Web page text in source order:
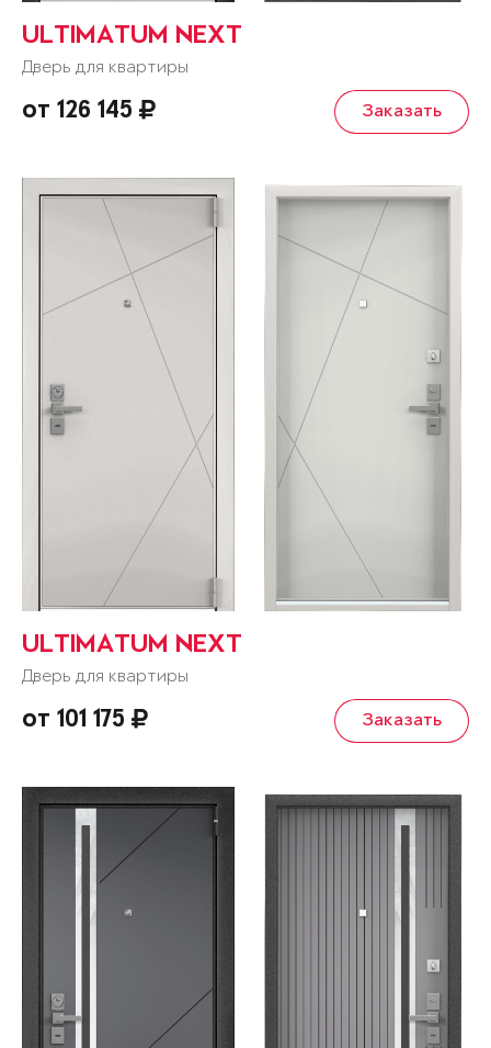
ULTIMATUM NEXT
Дверь для квартиры
от 126 145 Заказать
ULTIMATUM NEXT
Дверь для квартиры
от 101 175 Заказать